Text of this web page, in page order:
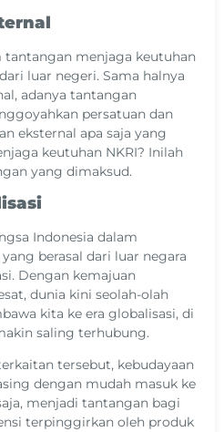
tantangan menjaga keutuhan
luar negeri. Sama halnya
adanya tantangan
persatuan dan
eksternal apa saja yang
keutuhan NKRI? Inilah
yang dimaksud.
Indonesia dalam
berasal dari luar negara
Dengan kemajuan
dunia kini seolah-olah
kita ke era globalisasi, di
saling terhubung.
tersebut, kebudayaan
dengan mudah masuk ke
menjadi tantangan bagi
terpinggirkan oleh produk